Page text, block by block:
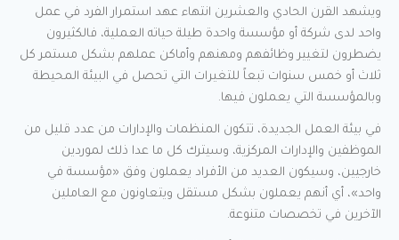
ويشهد القرن الحادي والعشرين انتهاء عهد استمرار الفرد في عمل
واحد لدى شركة أو مؤسسة واحدة طيلة حياته العملية، فالكثيرون
يضطرون لتغيير وظائفهم ومهنهم وأماكن عملهم بشكل مستمر كل
ثلاث أو خمس سنوات تبعاً للتغيرات التي تحصل في البيئة المحيطة
وبالمؤسسة التي يعملون فيها.
في بيئة العمل الجديدة، تتكون المنظمات والإدارات من عدد قليل من
الموظفين والإدارات المركزية، وسيترك كل ما عدا ذلك لموردين
خارجيين، وسيكون العديد من الأفراد يعملون وفق «مؤسسة في
واحد»، أي أنهم يعملون بشكل مستقل ويتعاونون مع العاملين
الآخرين في تخصصات متنوعة.